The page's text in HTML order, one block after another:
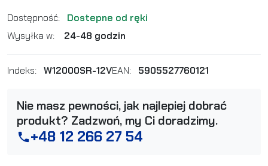
Dostępność:
Dostepne od ręki
Wysyłka w:
24-48 godzin
Indeks: W12000SR-12VEAN: 5905527760121
Nie masz pewności, jak najlepiej dobrać
produkt? Zadzwoń, my Ci doradzimy.
phone+48 12 266 27 54